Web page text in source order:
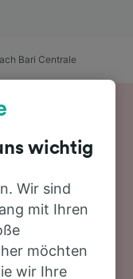
Bari Centrale
nach
den Zug!
a Mare nach
uns genau
Verbindung
wichtig
Wir sind
mit Ihren
möchten
wir Ihre